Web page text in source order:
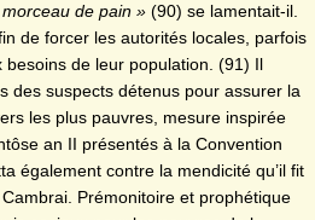
de pain » (90) se lamentait-il.
de forcer les autorités locales, parfois
de leur population. (91) Il
des suspects détenus pour assurer la
les plus pauvres, mesure inspirée
an II présentés à la Convention
également contre la mendicité qu’il fit
Prémonitoire et prophétique